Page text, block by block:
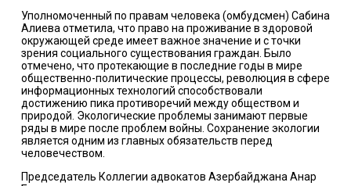
Уполномоченный по правам человека (омбудсмен) Сабина
Алиева отметила, что право на проживание в здоровой
окружающей среде имеет важное значение и с точки
зрения социального существования граждан. Было
отмечено, что протекающие в последние годы в мире
общественно-политические процессы, революция в сфере
информационных технологий способствовали
достижению пика противоречий между обществом и
природой. Экологические проблемы занимают первые
ряды в мире после проблем войны. Сохранение экологии
является одним из главных обязательств перед
человечеством.
Председатель Коллегии адвокатов Азербайджана Анар